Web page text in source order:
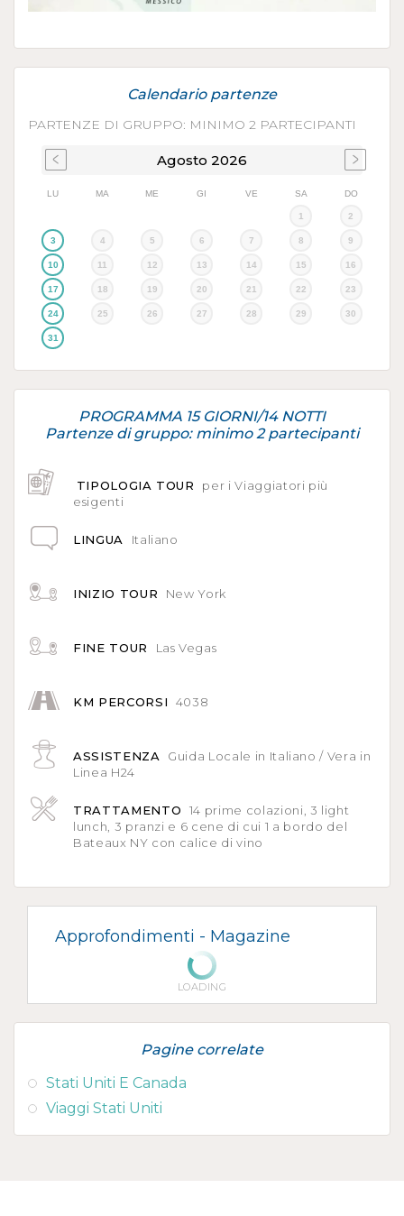
Calendario partenze
PARTENZE DI GRUPPO: MINIMO 2 PARTECIPANTI
Agosto 2026
LU MA ME GI VE SA DO
1 2
3 4 5 6 7 8 9
10 11 12 13 14 15 16
17 18 19 20 21 22 23
24 25 26 27 28 29 30
31
PROGRAMMA 15 GIORNI/14 NOTTI
Partenze di gruppo: minimo 2 partecipanti
TIPOLOGIA TOUR
per i Viaggiatori più
esigenti
LINGUA Italiano
INIZIO TOUR New York
FINE TOUR Las Vegas
KM PERCORSI 4038
ASSISTENZA
Guida Locale in Italiano / Vera in
Linea H24
TRATTAMENTO
14 prime colazioni, 3 light
lunch, 3 pranzi e 6 cene di cui 1 a bordo del
Bateaux NY con calice di vino
Approfondimenti - Magazine
LOADING
Pagine correlate
Stati Uniti E Canada
Viaggi Stati Uniti